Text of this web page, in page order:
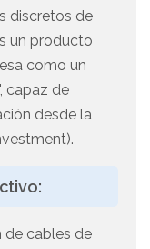
discretos de
un producto
como un
capaz de
desde la
de cables de